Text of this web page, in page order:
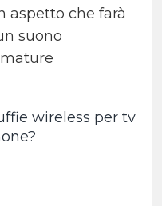
aspetto che farà
suono
wireless per tv